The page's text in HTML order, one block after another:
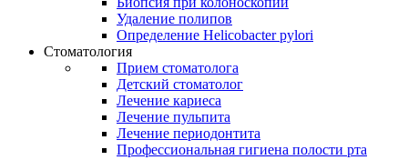
Удаление полипов
Определение Helicobacter pylori
Стоматология
Прием стоматолога
Детский стоматолог
Лечение кариеса
Лечение пульпита
Лечение периодонтита
Профессиональная гигиена полости рта